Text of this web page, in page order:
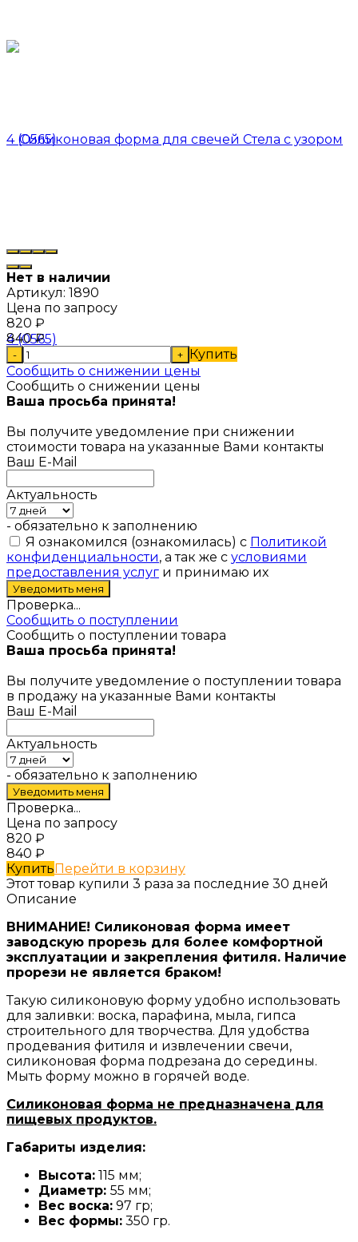
Нет в наличии
Артикул: 1890
Цена по запросу
820 ₽
840₽
- + Купить
Сообщить о снижении цены
Сообщить о снижении цены
Ваша просьба принята!
Вы получите уведомление при снижении
стоимости товара на указанные Вами контакты
Ваш E-Mail
Актуальность
- обязательно к заполнению
Я ознакомился (ознакомилась) с Политикой
конфиденциальности, а так же с условиями
предоставления услуг и принимаю их
Проверка...
Сообщить о поступлении
Сообщить о поступлении товара
Ваша просьба принята!
Вы получите уведомление о поступлении товара
в продажу на указанные Вами контакты
Ваш E-Mail
Актуальность
- обязательно к заполнению
Проверка...
Цена по запросу
820 ₽
840 ₽
КупитьПерейти в корзину
Этот товар купили 3 раза за последние 30 дней
Описание
ВНИМАНИЕ! Силиконовая форма имеет
заводскую прорезь для более комфортной
эксплуатации и закрепления фитиля. Наличие
прорези не является браком!
Такую силиконовую форму удобно использовать
для заливки: воска, парафина, мыла, гипса
строительного для творчества. Для удобства
продевания фитиля и извлечении свечи,
силиконовая форма подрезана до середины.
Мыть форму можно в горячей воде.
Силиконовая форма не предназначена для
пищевых продуктов.
Габариты изделия:
Высота: 115 мм;
Диаметр: 55 мм;
Вес воска: 97 гр;
Вес формы: 350 гр.